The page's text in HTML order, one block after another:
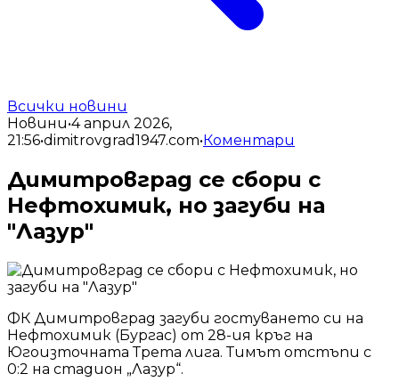
Всички новини
Новини•4 април 2026,
21:56•dimitrovgrad1947.com•Коментари
Димитровград се сбори с
Нефтохимик, но загуби на
"Лазур"
ФК Димитровград загуби гостуването си на
Нефтохимик (Бургас) от 28-ия кръг на
Югоизточната Трета лига. Тимът отстъпи с
0:2 на стадион „Лазур“.